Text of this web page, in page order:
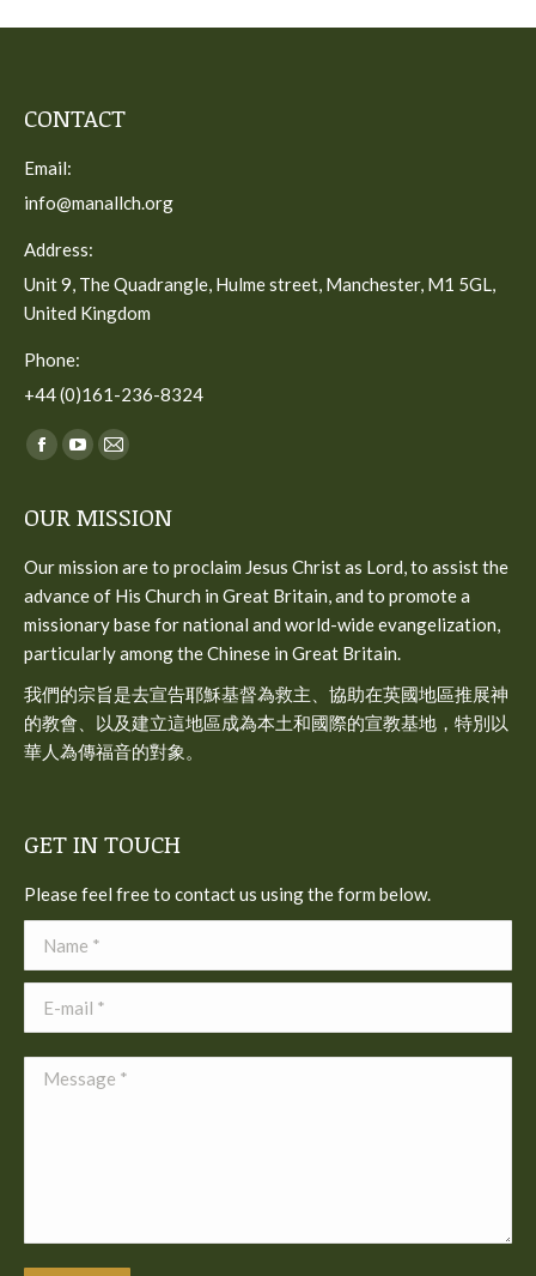
CONTACT
Email:
info@manallch.org
Address:
Unit 9, The Quadrangle, Hulme street, Manchester, M1 5GL,
United Kingdom
Phone:
+44 (0)161-236-8324
Find us on:
Facebook
opens
window
YouTube
opens
window
Mail
opens
window
OUR MISSION
Our mission are to proclaim Jesus Christ as Lord, to assist the
advance of His Church in Great Britain, and to promote a
missionary base for national and world-wide evangelization,
particularly among the Chinese in Great Britain.
我們的宗旨是去宣告耶穌基督為救主、協助在英國地區推展神
的教會、以及建立這地區成為本土和國際的宣教基地，特別以
華人為傳福音的對象。
GET IN TOUCH
Please feel free to contact us using the form below.
Name *
E-mail *
Message *